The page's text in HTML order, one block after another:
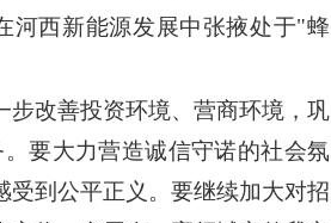
河西新能源发展中张掖处于"蜂
步改善投资环境、营商环境，巩
要大力营造诚信守诺的社会氛
到公平正义。要继续加大对招